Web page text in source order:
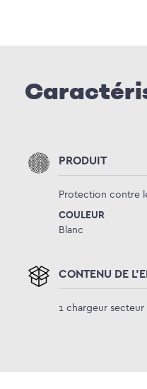
PRODUIT
Protection contre
COULEUR
Blanc
CONTENU DE
1 chargeur